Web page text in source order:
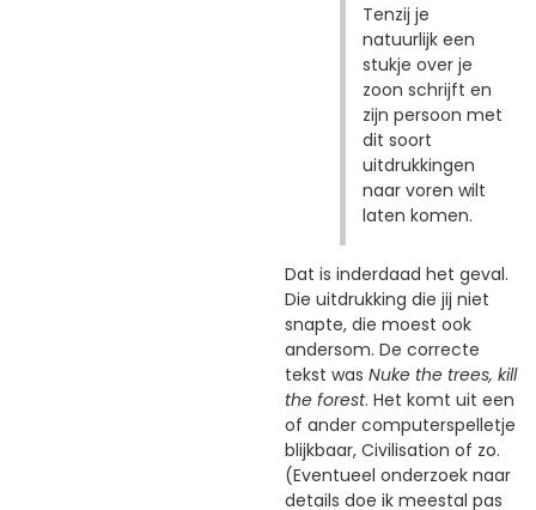
Tenzij je
natuurlijk een
stukje over je
zoon schrijft en
zijn persoon met
dit soort
uitdrukkingen
naar voren wilt
laten komen.
Dat is inderdaad het geval.
Die uitdrukking die jij niet
snapte, die moest ook
andersom. De correcte
tekst was Nuke the trees, kill
the forest. Het komt uit een
of ander computerspelletje
blijkbaar, Civilisation of zo.
(Eventueel onderzoek naar
details doe ik meestal pas